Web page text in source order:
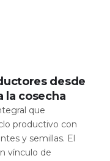
desde
la cosecha
que
productivo con
y semillas. El
vínculo de